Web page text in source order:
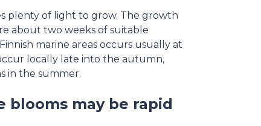
plenty of light to grow. The growth
about two weeks of suitable
marine areas occurs usually at
locally late into the autumn,
in the summer.
blooms may be rapid